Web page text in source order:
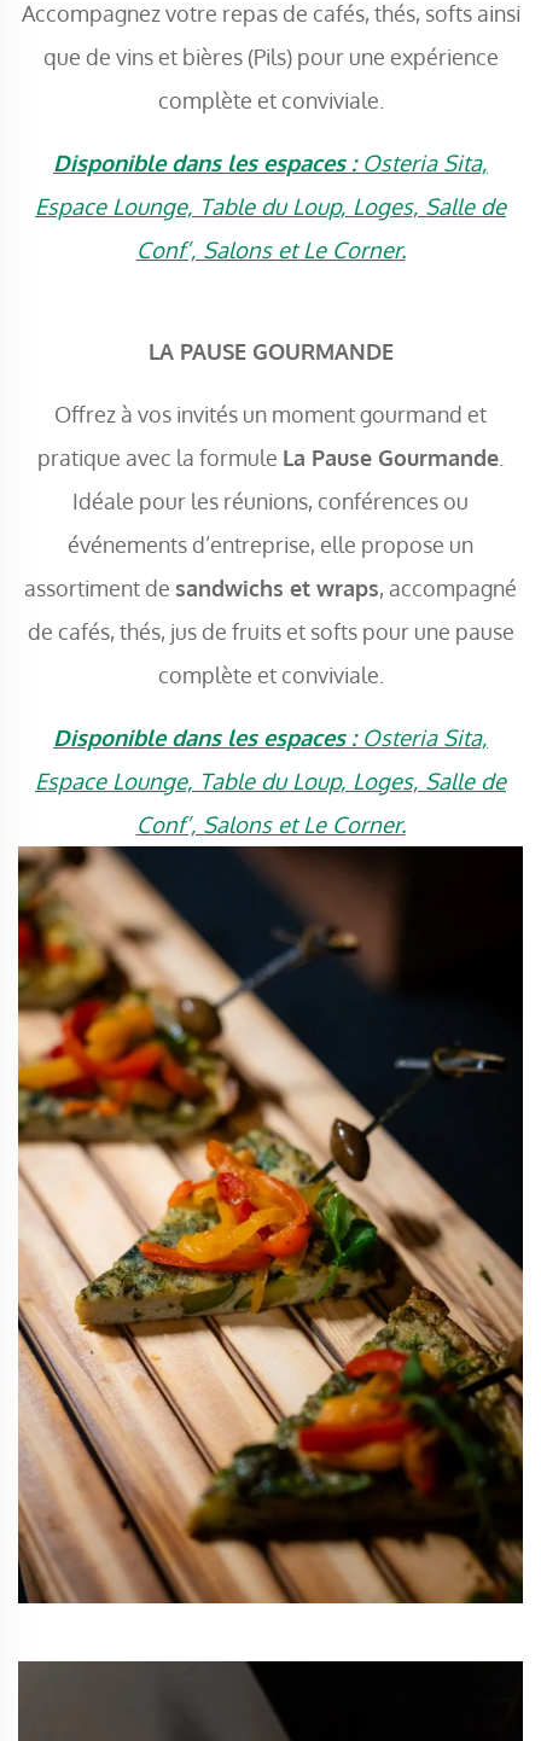
Accompagnez votre repas de cafés, thés, softs ainsi
que de vins et bières (Pils) pour une expérience
complète et conviviale.
Disponible dans les espaces :Osteria Sita,
Espace Lounge, Table du Loup, Loges, Salle de
Conf’, Salons et Le Corner.
LA PAUSE GOURMANDE
Offrez à vos invités un moment gourmand et
pratique avec la formule La Pause Gourmande
Idéale pour les réunions, conférences ou
événements d’entreprise, elle propose un
assortiment de sandwichs et wraps, accompagné
de cafés, thés, jus de fruits et softs pour une pause
complète et conviviale.
Disponible dans les espaces :Osteria Sita,
Espace Lounge, Table du Loup, Loges, Salle de
Conf’, Salons et Le Corner.